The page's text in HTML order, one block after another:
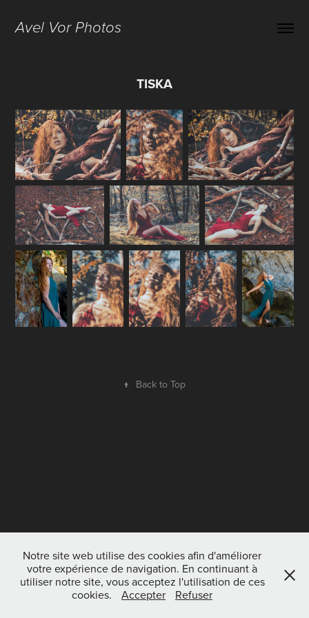
Avel Vor Photos
TISKA
↑ Back to Top
Notre site web utilise des cookies afin d'améliorer
votre expérience de navigation. En continuant à
utiliser notre site, vous acceptez l'utilisation de ces
cookies.
Accepter Refuser